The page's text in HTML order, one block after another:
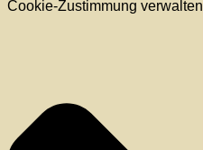
Cookie-Zustimmung verwalten